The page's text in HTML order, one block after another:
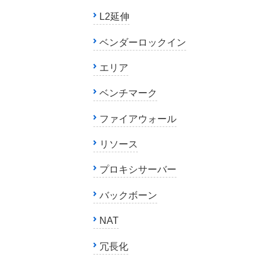
L2延伸
ベンダーロックイン
エリア
ベンチマーク
ファイアウォール
リソース
プロキシサーバー
バックボーン
NAT
冗長化